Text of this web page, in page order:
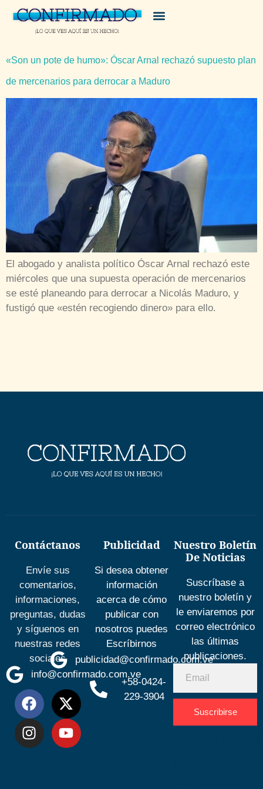
«Son un pote de humo»: Óscar Arnal rechazó supuesto plan
de mercenarios para derrocar a Maduro
El abogado y analista político Óscar Arnal rechazó este
miércoles que una supuesta operación de mercenarios
se esté planeando para derrocar a Nicolás Maduro, y
fustigó que «estén recogiendo dinero» para ello.
Contáctanos
Envíe sus
comentarios,
informaciones,
preguntas, dudas
y síguenos en
nuestras redes
sociales
info@confirmado.com.ve
Publicidad
Si desea obtener
información
acerca de cómo
publicar con
nosotros puedes
Escríbirnos
publicidad@confirmado.com.ve
+58-0424-
229-3904
Nuestro Boletín
De Noticias
Suscríbase a
nuestro boletín y
le enviaremos por
correo electrónico
las últimas
publicaciones.
Suscribirse